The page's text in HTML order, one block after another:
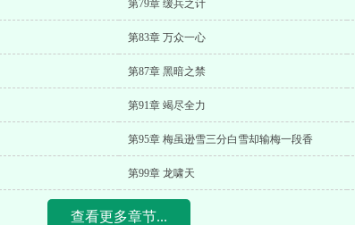
第79章 缓兵之计
第83章 万众一心
第87章 黑暗之禁
第91章 竭尽全力
第95章 梅虽逊雪三分白雪却输梅一段香
第99章 龙啸天
查看更多章节...